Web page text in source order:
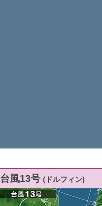
台風13号 (ドルフィン)